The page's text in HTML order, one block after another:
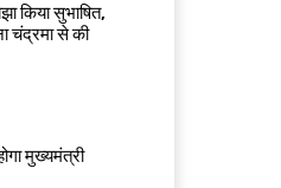
किया सुभाषित,
चंद्रमा से की
मुख्यमंत्री